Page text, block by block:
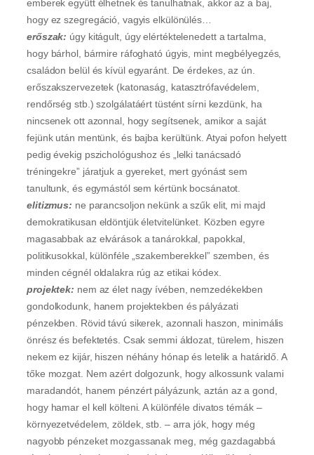
emberek együtt élhetnek és tanulhatnak, akkor az a baj,
hogy ez szegregáció, vagyis elkülönülés…
erőszak: úgy kitágult, úgy elértéktelenedett a tartalma,
hogy bárhol, bármire ráfogható úgyis, mint megbélyegzés,
családon belül és kívül egyaránt. De érdekes, az ún.
erőszakszervezetek (katonaság, katasztrófavédelem,
rendőrség stb.) szolgálatáért tüstént sírni kezdünk, ha
nincsenek ott azonnal, hogy segítsenek, amikor a saját
fejünk után mentünk, és bajba kerültünk. Atyai pofon helyett
pedig évekig pszichológushoz és „lelki tanácsadó
tréningekre” járatjuk a gyereket, mert gyónást sem
tanultunk, és egymástól sem kértünk bocsánatot.
elitizmus: ne parancsoljon nekünk a szűk elit, mi majd
demokratikusan eldöntjük életvitelünket. Közben egyre
magasabbak az elvárások a tanárokkal, papokkal,
politikusokkal, különféle „szakemberekkel” szemben, és
minden cégnél oldalakra rúg az etikai kódex.
projektek: nem az élet nagy ívében, nemzedékekben
gondolkodunk, hanem projektekben és pályázati
pénzekben. Rövid távú sikerek, azonnali haszon, minimális
önrész és befektetés. Csak semmi áldozat, türelem, hiszen
nekem ez kijár, hiszen néhány hónap és letelik a határidő. A
tőke mozgat. Nem azért dolgozunk, hogy alkossunk valami
maradandót, hanem pénzért pályázunk, aztán az a gond,
hogy hamar el kell költeni. A különféle divatos témák –
környezetvédelem, zöldek, stb. – arra jók, hogy még
nagyobb pénzeket mozgassanak meg, még gazdagabbá